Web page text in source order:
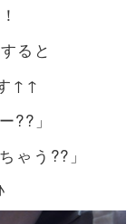
ると
↑↑
??」
ゃう??」